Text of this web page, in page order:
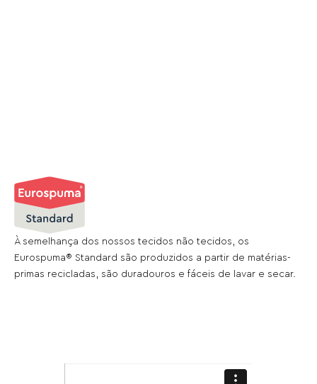
À semelhança dos nossos tecidos não tecidos, os
Eurospuma® Standard são produzidos a partir de matérias-
primas recicladas, são duradouros e fáceis de lavar e secar.